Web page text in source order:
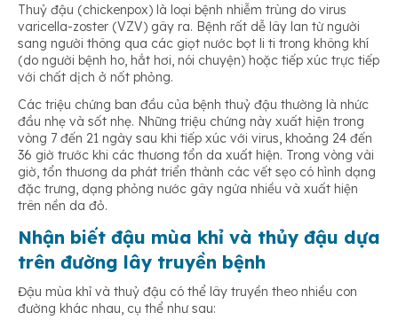
Thuỷ đậu (chickenpox) là loại bệnh nhiễm trùng do virus
varicella-zoster (VZV) gây ra. Bệnh rất dễ lây lan từ người
sang người thông qua các giọt nước bọt li ti trong không khí
(do người bệnh ho, hắt hơi, nói chuyện) hoặc tiếp xúc trực tiếp
với chất dịch ở nốt phỏng.
Các triệu chứng ban đầu của bệnh thuỷ đậu thường là nhức
đầu nhẹ và sốt nhẹ. Những triệu chứng này xuất hiện trong
vòng 7 đến 21 ngày sau khi tiếp xúc với virus, khoảng 24 đến
36 giờ trước khi các thương tổn da xuất hiện. Trong vòng vài
giờ, tổn thương da phát triển thành các vết sẹo có hình dạng
đặc trưng, dạng phỏng nước gây ngứa nhiều và xuất hiện
trên nền da đỏ.
Nhận biết đậu mùa khỉ và thủy đậu dựa
trên đường lây truyền bệnh
Đậu mùa khỉ và thuỷ đậu có thể lây truyền theo nhiều con
đường khác nhau, cụ thể như sau: